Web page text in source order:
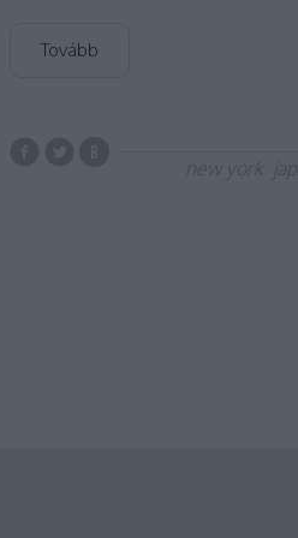
Tovább
new york